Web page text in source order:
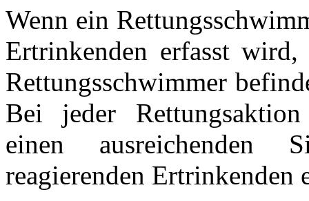
Wenn ein
Ertrinkenden erfasst
Rettungsschwimmer
Bei jeder
einen ausreichenden
reagierenden Ertrinkenden